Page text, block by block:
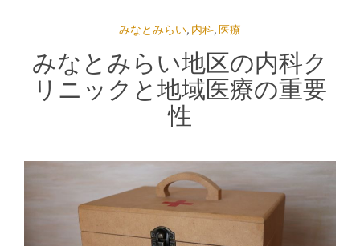
みなとみらい, 内科, 医療
みなとみらい地区の内科ク
リニックと地域医療の重要
性